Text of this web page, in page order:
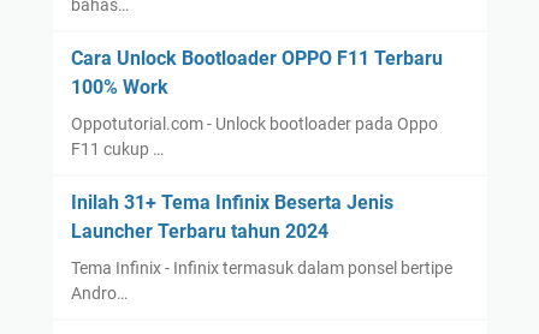
bahas…
Cara Unlock Bootloader OPPO F11 Terbaru
100% Work
Oppotutorial.com - Unlock bootloader pada Oppo
F11 cukup …
Inilah 31+ Tema Infinix Beserta Jenis
Launcher Terbaru tahun 2024
Tema Infinix - Infinix termasuk dalam ponsel bertipe
Andro…